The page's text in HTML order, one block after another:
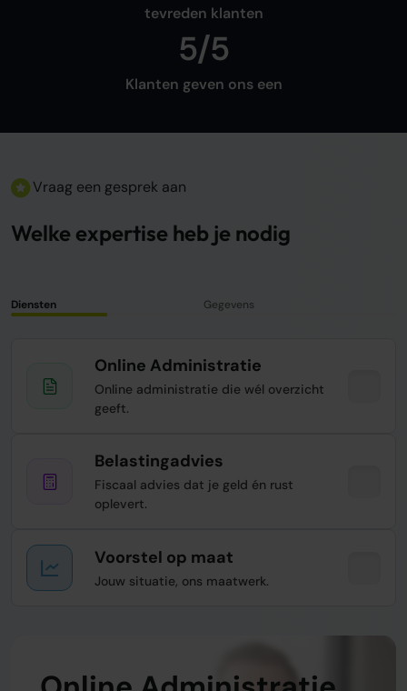
tevreden klanten
5/5
Klanten geven ons een
Vraag een gesprek aan
Welke expertise heb je nodig
Diensten Gegevens
Online Administratie
Online administratie die wél overzicht
geeft.
Belastingadvies
Fiscaal advies dat je geld én rust
oplevert.
Voorstel op maat
Jouw situatie, ons maatwerk.